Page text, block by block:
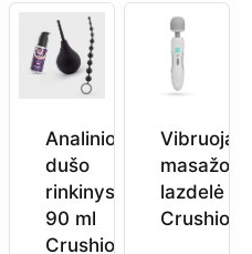
Analinio
dušo
rinkinys
90 ml
Crushious
masažo
lazdelė
Crushious